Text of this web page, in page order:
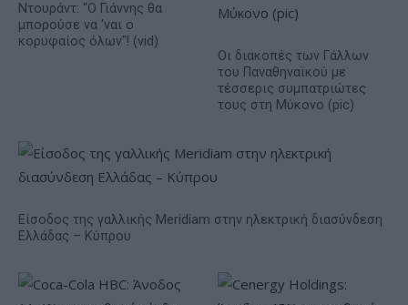
Ντουράντ: "Ο Γιάννης θα
μπορούσε να 'ναι ο
κορυφαίος όλων"! (vid)
Οι διακοπές των Γάλλων
του Παναθηναϊκού με
τέσσερις συμπατριώτες
τους στη Μύκονο (pic)
Είσοδος της γαλλικής Meridiam στην ηλεκτρική διασύνδεση
Ελλάδας – Κύπρου